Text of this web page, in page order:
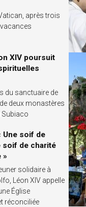
après trois
XIV poursuit
du sanctuaire de
deux monastères
Subiaco
Une soif de
soif de charité
»
solidaire à
Léon XIV appelle
Église
réconciliée